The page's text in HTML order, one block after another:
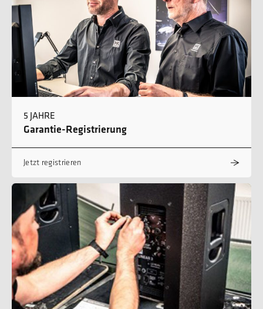
5 JAHRE
Garantie-Registrierung
Jetzt registrieren